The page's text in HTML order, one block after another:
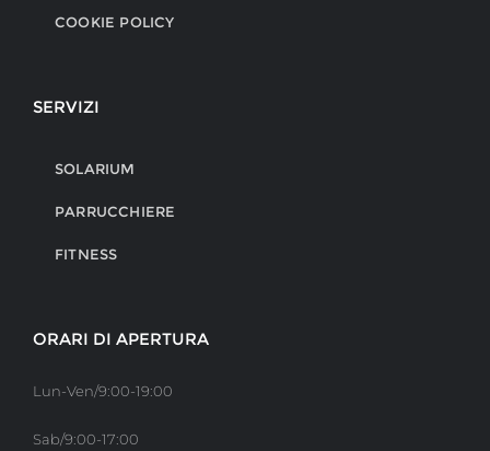
COOKIE POLICY
SERVIZI
SOLARIUM
PARRUCCHIERE
FITNESS
ORARI DI APERTURA
Lun-Ven/9:00-19:00
Sab/9:00-17:00